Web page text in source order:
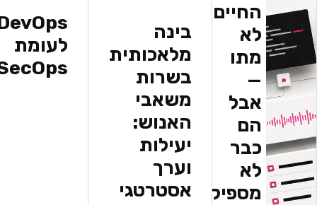
בינה
מלאכותית
בשרות
משאבי
האנוש:
יעילות
וערך
אסטרטגי
DevOps
לעומת
DevSecOps